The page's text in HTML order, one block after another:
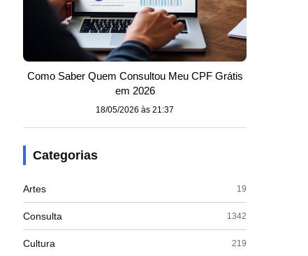
Como Saber Quem Consultou Meu CPF Grátis
em 2026
18/05/2026 às 21:37
Categorias
Artes 19
Consulta 1342
Cultura 219